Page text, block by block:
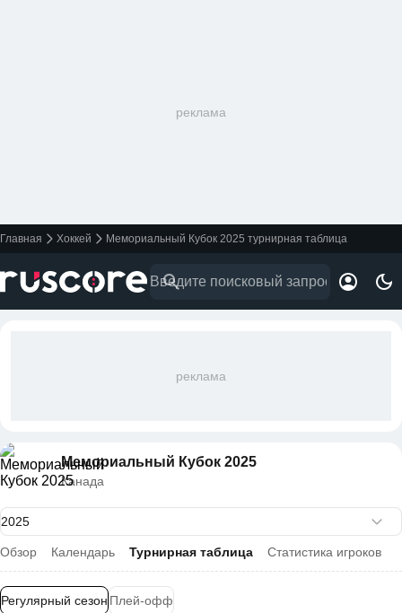
реклама
Главная Хоккей Мемориальный Кубок 2025 турнирная таблица
реклама
Мемориальный Кубок 2025
Канада
Обзор Календарь Турнирная таблица Статистика игроков
Регулярный сезон Плей-офф